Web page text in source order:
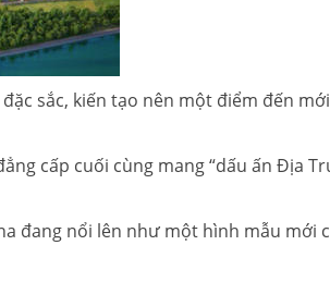
sắc, kiến tạo nên một điểm đến
cấp cuối cùng mang “dấu ấn Địa
đang nổi lên như một hình mẫu mới